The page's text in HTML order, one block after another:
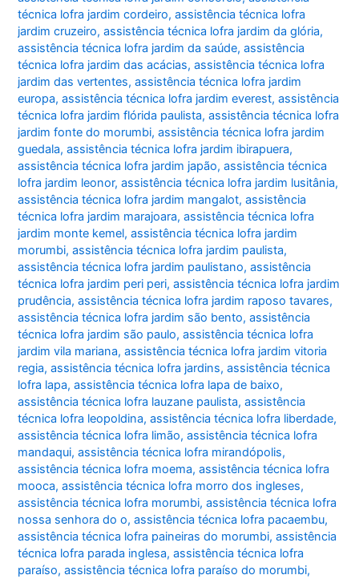
técnica lofra jardim cordeiro,assistência técnica lofra
jardim cruzeiro,assistência técnica lofra jardim da glória,
assistência técnica lofra jardim da saúde,assistência
técnica lofra jardim das acácias,assistência técnica lofra
jardim das vertentes,assistência técnica lofra jardim
europa,assistência técnica lofra jardim everest,assistência
técnica lofra jardim flórida paulista,assistência técnica lofra
jardim fonte do morumbi,assistência técnica lofra jardim
guedala,assistência técnica lofra jardim ibirapuera,
assistência técnica lofra jardim japão,assistência técnica
lofra jardim leonor,assistência técnica lofra jardim lusitânia,
assistência técnica lofra jardim mangalot,assistência
técnica lofra jardim marajoara,assistência técnica lofra
jardim monte kemel,assistência técnica lofra jardim
morumbi,assistência técnica lofra jardim paulista,
assistência técnica lofra jardim paulistano,assistência
técnica lofra jardim peri peri,assistência técnica lofra jardim
prudência,assistência técnica lofra jardim raposo tavares,
assistência técnica lofra jardim são bento,assistência
técnica lofra jardim são paulo,assistência técnica lofra
jardim vila mariana,assistência técnica lofra jardim vitoria
regia,assistência técnica lofra jardins,assistência técnica
lofra lapa,assistência técnica lofra lapa de baixo,
assistência técnica lofra lauzane paulista,assistência
técnica lofra leopoldina,assistência técnica lofra liberdade,
assistência técnica lofra limão,assistência técnica lofra
mandaqui,assistência técnica lofra mirandópolis,
assistência técnica lofra moema,assistência técnica lofra
mooca,assistência técnica lofra morro dos ingleses,
assistência técnica lofra morumbi,assistência técnica lofra
nossa senhora do o,assistência técnica lofra pacaembu,
assistência técnica lofra paineiras do morumbi,assistência
técnica lofra parada inglesa,assistência técnica lofra
paraíso,assistência técnica lofra paraíso do morumbi,